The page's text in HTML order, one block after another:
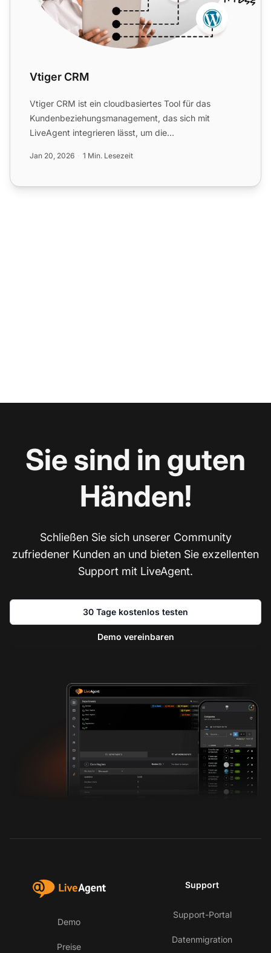
Vtiger CRM
Vtiger CRM ist ein cloudbasiertes Tool für das
Kundenbeziehungsmanagement, das sich mit
LiveAgent integrieren lässt, um die
Jan 20, 2026 1 Min. Lesezeit
Sie sind in guten
Händen!
Schließen Sie sich unserer Community
zufriedener Kunden an und bieten Sie exzellenten
Support mit LiveAgent.
30 Tage kostenlos testen
Demo vereinbaren
Demo
Preise
Support
Support-Portal
Datenmigration